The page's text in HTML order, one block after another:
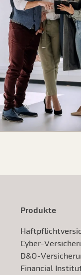
Produkte
Cyber-
D&O-
Financial